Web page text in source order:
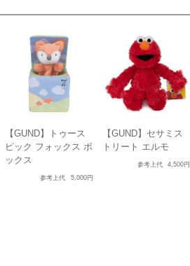
【GUND】トゥース
ピック フォックス ボ
ックス
参考上代 5,000円
【GUND】セサミス
トリート エルモ
参考上代 4,500円